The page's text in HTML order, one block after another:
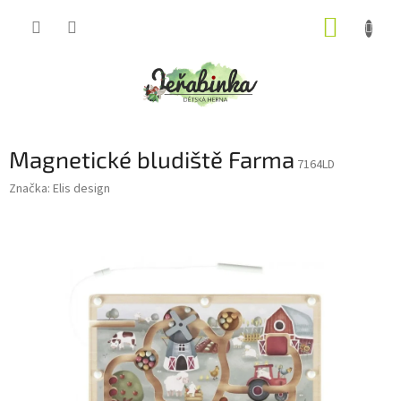
Magnetické bludiště Farma 7164LD
Značka: Elis design